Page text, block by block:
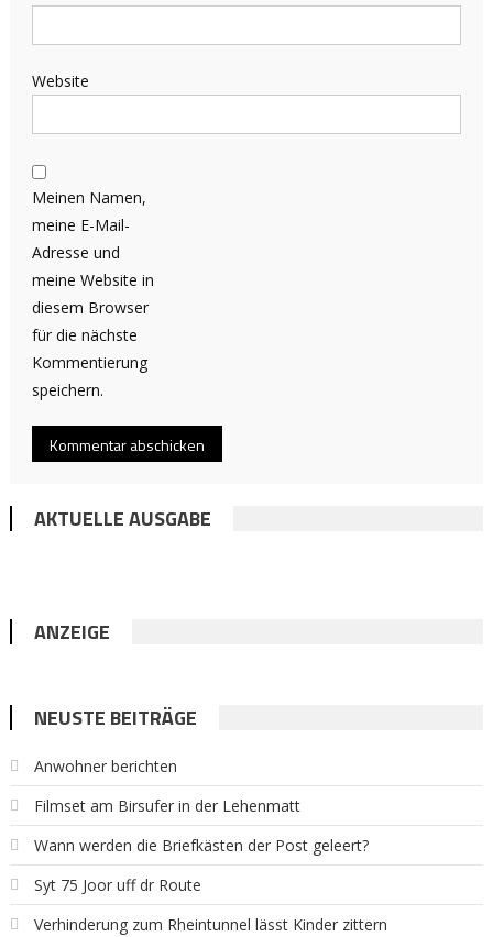
Website
Meinen Namen,
meine E-Mail-
Adresse und
meine Website in
diesem Browser
für die nächste
Kommentierung
speichern.
AKTUELLE AUSGABE
ANZEIGE
NEUSTE BEITRÄGE
Anwohner berichten
Filmset am Birsufer in der Lehenmatt
Wann werden die Briefkästen der Post geleert?
Syt 75 Joor uff dr Route
Verhinderung zum Rheintunnel lässt Kinder zittern